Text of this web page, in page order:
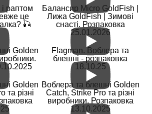
В наявності
Маг: 2 шт Базар: 8 шт
10 шт.
КУПИТИ
Fanatik FEEDER FF-22 №7
і раптом
це
🎣
Балансир Micro GoldFish |
Лижа GoldFish | Зимові
снасті. Розпаковка
25.01.2026
Golden
Flagman. Воблера та
блешні - розпаковка
18.10.25
Golden
та різні
Воблера та блешні Golden
Catch, Strike Pro та різні
виробники. Розпаковка
13.10.2025